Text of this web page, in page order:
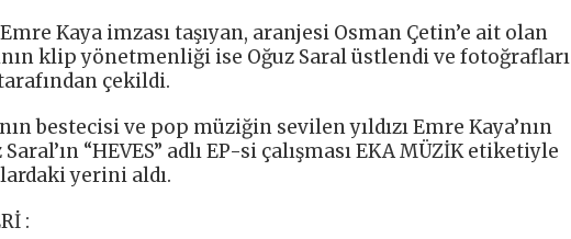
Kaya imzası taşıyan, aranjesi Osman Çetin’e ait olan
klip yönetmenliği ise Oğuz Saral üstlendi ve fotoğrafları
çekildi.
bestecisi ve pop müziğin sevilen yıldızı Emre Kaya’nın
“HEVES” adlı EP-si çalışması EKA MÜZİK etiketiyle
yerini aldı.
: